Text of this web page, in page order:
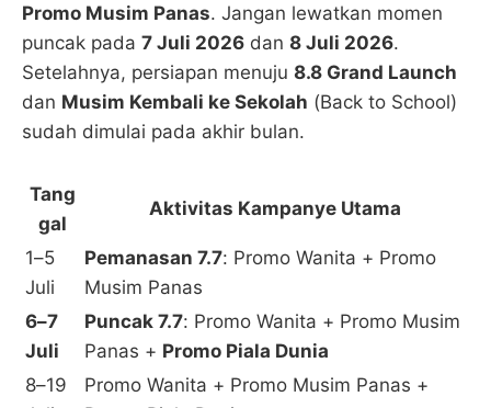
Promo Musim Panas. Jangan lewatkan momen
puncak pada 7 Juli 2026 dan 8 Juli 2026.
Setelahnya, persiapan menuju 8.8 Grand Launch
dan Musim Kembali ke Sekolah (Back to School)
sudah dimulai pada akhir bulan.
Tang
gal
Aktivitas Kampanye Utama
1–5
Juli
Pemanasan 7.7: Promo Wanita + Promo
Musim Panas
6–7
Juli
Puncak 7.7: Promo Wanita + Promo Musim
Panas + Promo Piala Dunia
8–19
Promo Wanita + Promo Musim Panas +